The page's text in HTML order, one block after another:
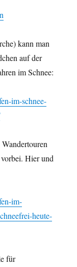
kann man
auf der
im Schnee:
im-schnee-
Hier und
im-
heute-
für